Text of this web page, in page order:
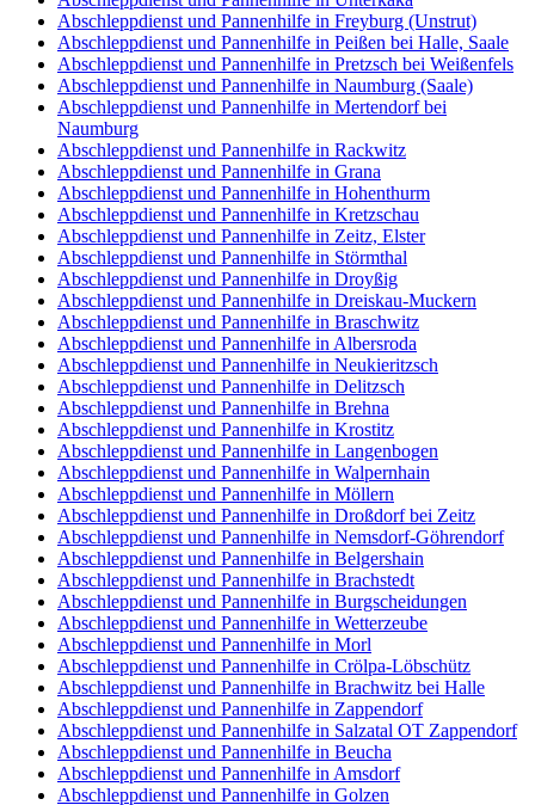
Abschleppdienst und Pannenhilfe in Freyburg (Unstrut)
Abschleppdienst und Pannenhilfe in Peißen bei Halle, Saale
Abschleppdienst und Pannenhilfe in Pretzsch bei Weißenfels
Abschleppdienst und Pannenhilfe in Naumburg (Saale)
Abschleppdienst und Pannenhilfe in Mertendorf bei
Naumburg
Abschleppdienst und Pannenhilfe in Rackwitz
Abschleppdienst und Pannenhilfe in Grana
Abschleppdienst und Pannenhilfe in Hohenthurm
Abschleppdienst und Pannenhilfe in Kretzschau
Abschleppdienst und Pannenhilfe in Zeitz, Elster
Abschleppdienst und Pannenhilfe in Störmthal
Abschleppdienst und Pannenhilfe in Droyßig
Abschleppdienst und Pannenhilfe in Dreiskau-Muckern
Abschleppdienst und Pannenhilfe in Braschwitz
Abschleppdienst und Pannenhilfe in Albersroda
Abschleppdienst und Pannenhilfe in Neukieritzsch
Abschleppdienst und Pannenhilfe in Delitzsch
Abschleppdienst und Pannenhilfe in Brehna
Abschleppdienst und Pannenhilfe in Krostitz
Abschleppdienst und Pannenhilfe in Langenbogen
Abschleppdienst und Pannenhilfe in Walpernhain
Abschleppdienst und Pannenhilfe in Möllern
Abschleppdienst und Pannenhilfe in Droßdorf bei Zeitz
Abschleppdienst und Pannenhilfe in Nemsdorf-Göhrendorf
Abschleppdienst und Pannenhilfe in Belgershain
Abschleppdienst und Pannenhilfe in Brachstedt
Abschleppdienst und Pannenhilfe in Burgscheidungen
Abschleppdienst und Pannenhilfe in Wetterzeube
Abschleppdienst und Pannenhilfe in Morl
Abschleppdienst und Pannenhilfe in Crölpa-Löbschütz
Abschleppdienst und Pannenhilfe in Brachwitz bei Halle
Abschleppdienst und Pannenhilfe in Zappendorf
Abschleppdienst und Pannenhilfe in Salzatal OT Zappendorf
Abschleppdienst und Pannenhilfe in Beucha
Abschleppdienst und Pannenhilfe in Amsdorf
Abschleppdienst und Pannenhilfe in Golzen